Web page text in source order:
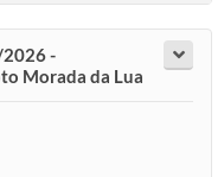
-
Morada da Lua